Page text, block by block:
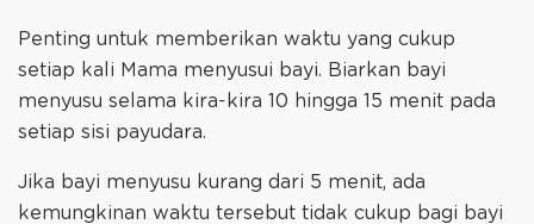
Penting untuk memberikan waktu yang cukup
setiap kali Mama menyusui bayi. Biarkan bayi
menyusu selama kira-kira 10 hingga 15 menit pada
setiap sisi payudara.
Jika bayi menyusu kurang dari 5 menit, ada
kemungkinan waktu tersebut tidak cukup bagi bayi